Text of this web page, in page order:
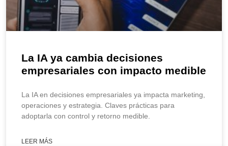
La IA ya cambia decisiones
empresariales con impacto medible
La IA en decisiones empresariales ya impacta marketing,
operaciones y estrategia. Claves prácticas para
adoptarla con control y retorno medible.
LEER MÁS